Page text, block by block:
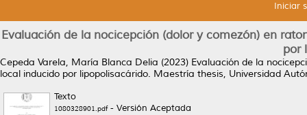
Iniciar
Evaluación de la nocicepción (dolor y comezón) en
por
Cepeda Varela, María Blanca Delia (2023) Evaluación de la
local inducido por lipopolisacárido. Maestría thesis, Universidad
Texto
1080328901.pdf- Versión Aceptada